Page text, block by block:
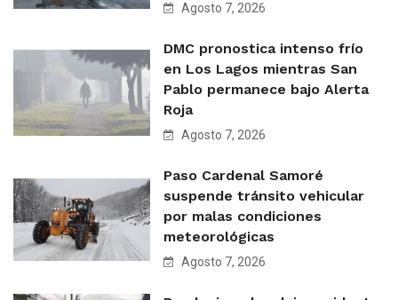
Agosto 7, 2026
DMC pronostica intenso frío
en Los Lagos mientras San
Pablo permanece bajo Alerta
Roja
Agosto 7, 2026
Paso Cardenal Samoré
suspende tránsito vehicular
por malas condiciones
meteorológicas
Agosto 7, 2026